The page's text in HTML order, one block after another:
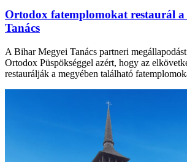
Ortodox fatemplomokat restaurál
Tanács
A Bihar Megyei Tanács partneri
Ortodox Püspökséggel azért, hogy az
restaurálják a megyében található